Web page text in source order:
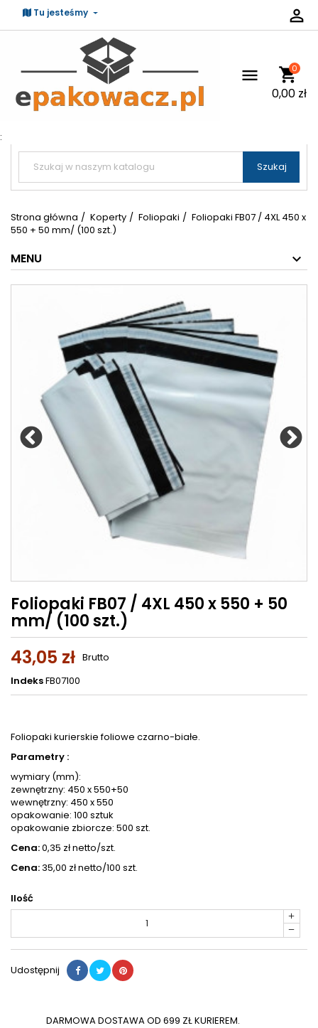
Tu jesteśmy 
 shopping_cart
0
0,00 zł
:

 Szukaj
Strona główna Koperty Foliopaki
Foliopaki FB07 / 4XL 450 x
550 + 50 mm/ (100 szt.)
MENU
Foliopaki FB07 / 4XL 450 x 550 + 50
mm/ (100 szt.)
43,05 zł Brutto
IndeksFB07100
Foliopaki kurierskie foliowe czarno-białe.
Parametry :
wymiary (mm):
zewnętrzny: 450 x 550+50
wewnętrzny: 450 x 550
opakowanie: 100 sztuk
opakowanie zbiorcze: 500 szt.
Cena:0,35 zł netto/szt.
Cena:35,00 zł netto/100 szt.
Ilość
Udostępnij
DARMOWA DOSTAWA OD 699 ZŁ KURIEREM.